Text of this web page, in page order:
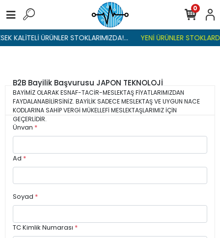
KALİTELİ ÜRÜNLER STOKLARIMIZDA!... YENİ ÜRÜNLER
BAYİMİZ OLMAK İSTİYORSANIZ TÜM BİLGİLERİ EKSİKSİZ DOLDURUNUZ.
0
B2B Bayilik Başvurusu JAPON TEKNOLOJİ
BAYİMİZ OLARAK ESNAF-TACİR-MESLEKTAŞ FİYATLARIMIZDAN
FAYDALANABİLİRSİNİZ. BAYİLİK SADECE MESLEKTAŞ VE UYGUN NACE
KODLARINA SAHİP VERGİ MÜKELLEFİ MESLEKTAŞLARIMIZ İÇİN
GEÇERLİDİR.
Ünvan *
Ad *
Soyad *
TC Kimlik Numarası *